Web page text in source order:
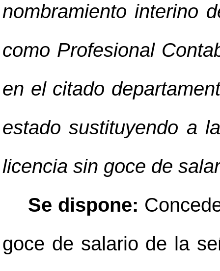
nombramiento interino
como Profesional
en el citado
estado sustituyendo a
licencia sin goce de
Se dispone:
goce de salario de la